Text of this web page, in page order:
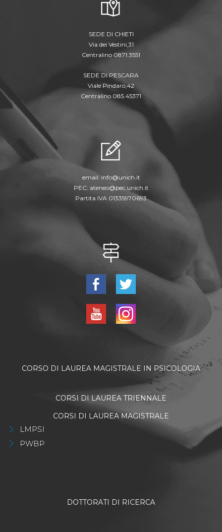
SEDE DI CHIETI
Via dei Vestini,31
Centralino 0871.3551
SEDE DI PESCARA
Viale Pindaro,42
Centralino 085.45371
email: info@unich.it
PEC: ateneo@pec.unich.it
Partita IVA 01335970693
CORSO DI LAUREA MAGISTRALE IN PSICOLOGIA
CORSI DI LAUREA TRIENNALE
CORSI DI LAUREA MAGISTRALE
LMPSI
PWBP
DOTTORATI DI RICERCA